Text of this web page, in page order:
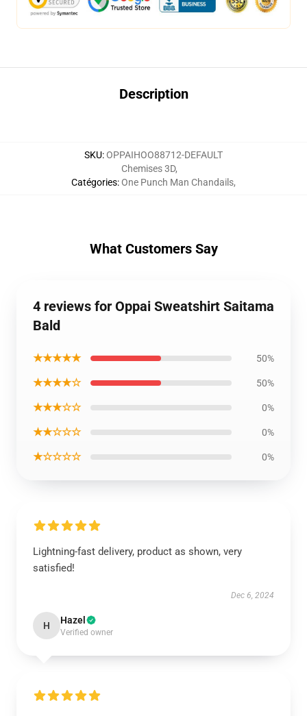
Description
SKU:OPPAIHOO88712-DEFAULT
Catégories:
Chemises 3D,
One Punch Man Chandails,
What Customers Say
4 reviews for Oppai Sweatshirt Saitama
Bald
★★★★★ 50%
★★★★☆ 50%
★★★☆☆ 0%
★★☆☆☆ 0%
★☆☆☆☆ 0%
Lightning-fast delivery, product as shown, very
satisfied!
Dec 6, 2024
H Hazel
Verified owner